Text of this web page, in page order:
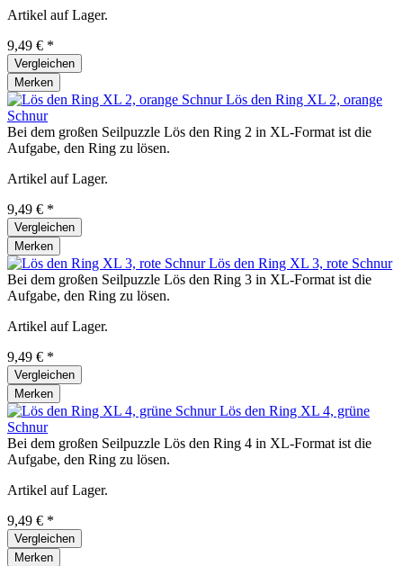
Artikel auf Lager.
9,49 € *
Vergleichen
Merken
Lös den Ring XL 2, orange
Schnur
Bei dem großen Seilpuzzle Lös den Ring 2 in XL-Format ist die
Aufgabe, den Ring zu lösen.
Artikel auf Lager.
9,49 € *
Vergleichen
Merken
Lös den Ring XL 3, rote Schnur
Bei dem großen Seilpuzzle Lös den Ring 3 in XL-Format ist die
Aufgabe, den Ring zu lösen.
Artikel auf Lager.
9,49 € *
Vergleichen
Merken
Lös den Ring XL 4, grüne
Schnur
Bei dem großen Seilpuzzle Lös den Ring 4 in XL-Format ist die
Aufgabe, den Ring zu lösen.
Artikel auf Lager.
9,49 € *
Vergleichen
Merken